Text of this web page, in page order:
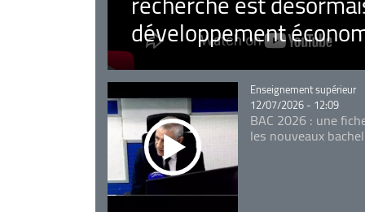
développement
Catégorie
Enseignement supérieur
12/07/2026 - 12:09
BAC 2026 : une
les nouveaux